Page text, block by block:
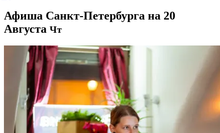
Афиша Санкт-Петербурга на 20
Августа Чт